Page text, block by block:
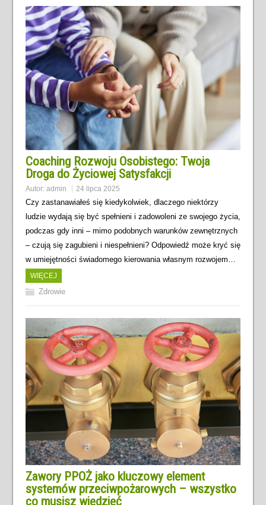
Coaching Rozwoju Osobistego: Twoja
Droga do Życiowej Satysfakcji
Autor: admin 24 lipca 2025
Czy zastanawiałeś się kiedykolwiek, dlaczego niektórzy
ludzie wydają się być spełnieni i zadowoleni ze swojego życia,
podczas gdy inni – mimo podobnych warunków zewnętrznych
– czują się zagubieni i niespełnieni? Odpowiedź może kryć się
w umiejętności świadomego kierowania własnym rozwojem…
WIĘCEJ
Zdrowie
Zawory PPOŻ jako kluczowy element
systemów przeciwpożarowych – wszystko
co musisz wiedzieć